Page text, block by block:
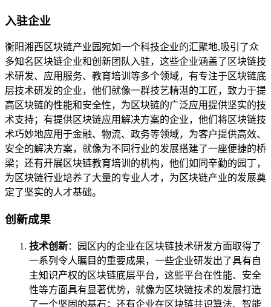
入驻企业
衡阳湘西区块链产业园宛如一个科技企业的汇聚地,吸引了众
多知名区块链企业和创新团队入驻，这些企业涵盖了区块链技
术研发、应用服务、教育培训等多个领域，有专注于区块链底
层技术研发的企业，他们就像一群技艺精湛的工匠，致力于提
高区块链的性能和安全性，为区块链的广泛应用提供坚实的技
术支持；有提供区块链应用解决方案的企业，他们将区块链技
术巧妙地应用于金融、物流、政务等领域，为客户提供高效、
安全的解决方案，就像为不同行业的发展搭建了一座便捷的桥
梁；还有开展区块链教育培训的机构，他们如同辛勤的园丁，
为区块链行业培养了大量的专业人才，为区块链产业的发展奠
定了坚实的人才基础。
创新成果
技术创新：园区内的企业在区块链技术研发方面取得了
一系列令人瞩目的重要成果，一些企业研发出了具有自
主知识产权的区块链底层平台，这些平台在性能、安全
性等方面具有显著优势，就像为区块链技术的发展打造
了一个坚固的基石；还有企业在区块链共识算法、智能